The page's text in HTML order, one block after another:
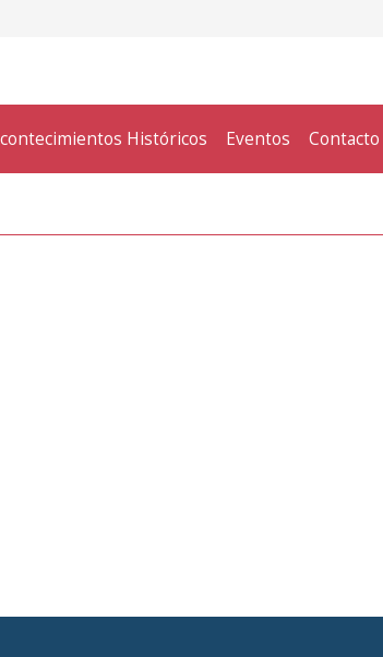
Históricos Eventos Contacto